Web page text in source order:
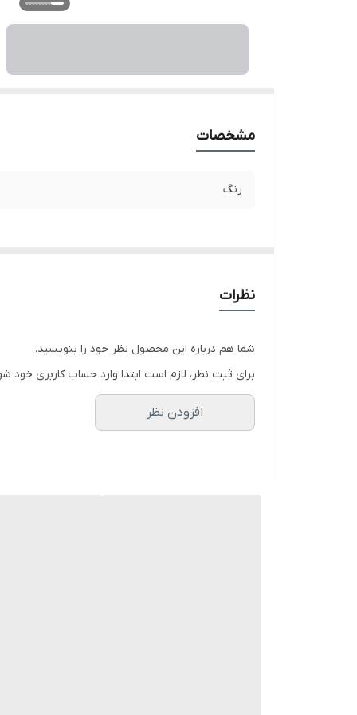
مشخصات
رنگ
نظرات
شما هم درباره این محصول نظر خود را بنویسید.
برای ثبت نظر، لازم است ابتدا وارد حساب کاربری خود
افزودن نظر